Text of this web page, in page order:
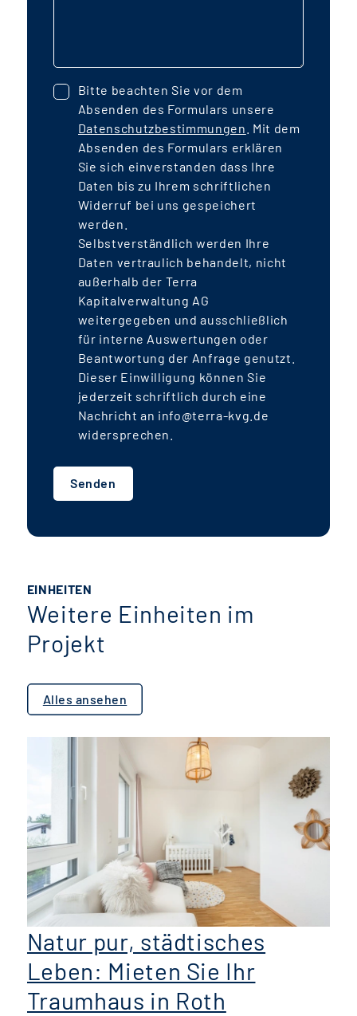
Bitte beachten Sie vor dem
Absenden des Formulars unsere
Datenschutzbestimmungen . Mit dem
Absenden des Formulars erklären
Sie sich einverstanden dass Ihre
Daten bis zu Ihrem schriftlichen
Widerruf bei uns gespeichert
werden.
Selbstverständlich werden Ihre
Daten vertraulich behandelt, nicht
außerhalb der Terra
Kapitalverwaltung AG
weitergegeben und ausschließlich
für interne Auswertungen oder
Beantwortung der Anfrage genutzt.
Dieser Einwilligung können Sie
jederzeit schriftlich durch eine
Nachricht an info@terra-kvg.de
widersprechen.
Senden
EINHEITEN
Weitere Einheiten im
Projekt
Alles ansehen
Natur pur, städtisches
Leben: Mieten Sie Ihr
Traumhaus in Roth